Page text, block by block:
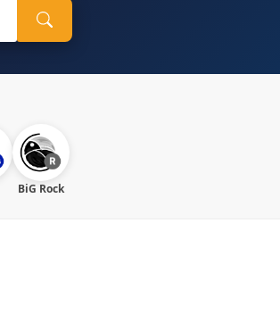
BiG Rock